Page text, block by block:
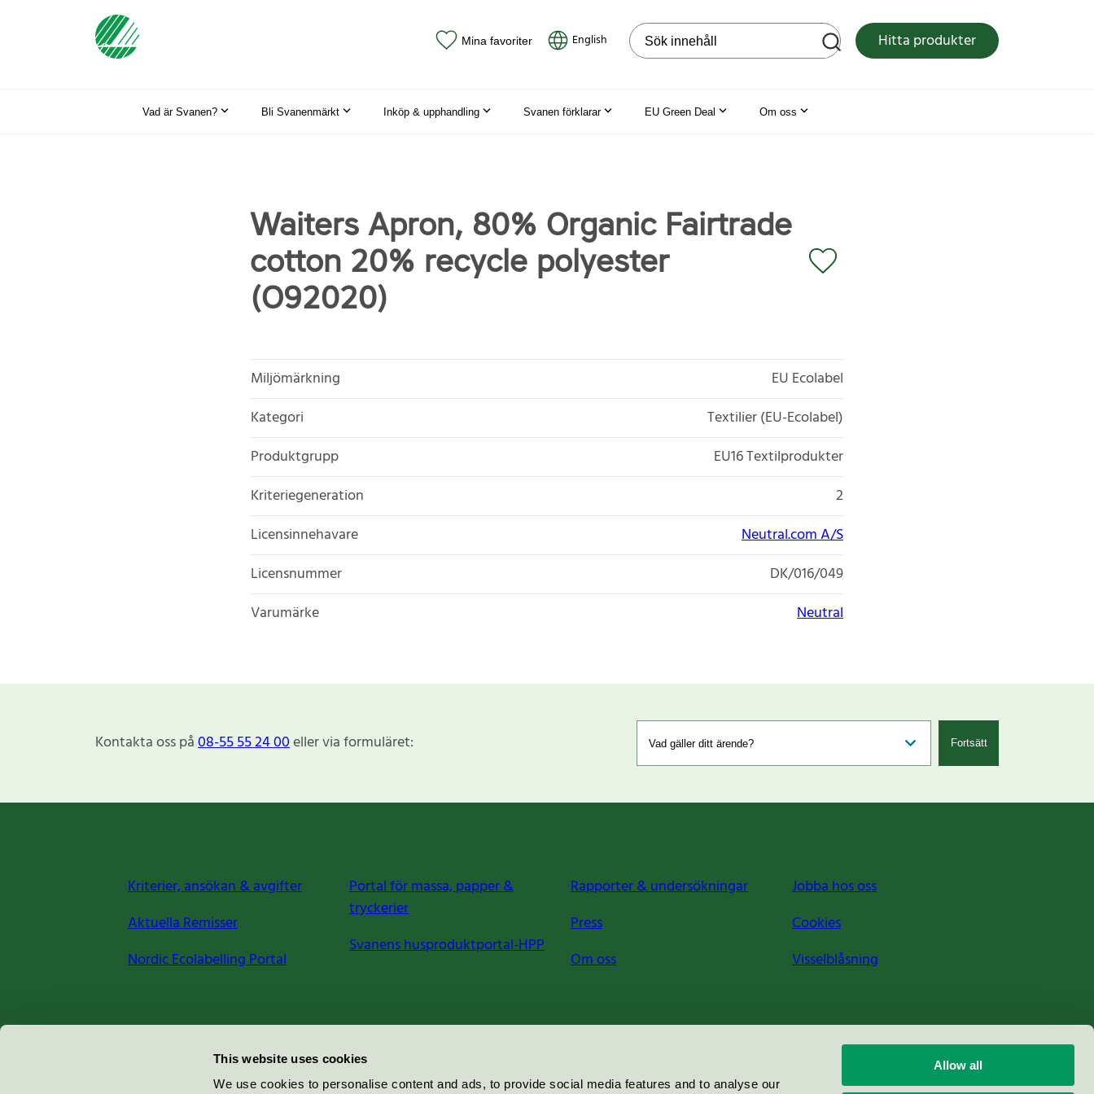
This website uses cookies
We use cookies to personalise content and ads, to provide social media features and to analyse our
Allow all
Mina favoriter English Sök på webbplatsen Hitta produkter
Vad är Svanen? Bli Svanenmärkt Inköp & upphandling Svanen förklarar EU Green Deal Om oss
Waiters Apron, 80% Organic Fairtrade
cotton 20% recycle polyester
(O92020)
Miljömärkning
EU Ecolabel
Kategori
Textilier (EU-Ecolabel)
Produktgrupp
EU16 Textilprodukter
Kriteriegeneration
2
Licensinnehavare
Neutral.com A/S
Licensnummer
DK/016/049
Varumärke
Neutral
Kontakta oss på08-55 55 24 00eller via formuläret: Fortsätt
Kriterier, ansökan & avgifter
Aktuella Remisser
Nordic Ecolabelling Portal
Portal för massa, papper &
tryckerier
Svanens husproduktportal-HPP
Rapporter & undersökningar
Press
Om oss
Jobba hos oss
Cookies
Visselblåsning
Miljömärkning Sverige AB